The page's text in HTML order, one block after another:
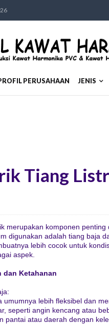
PERUSAHAAN JENIS
Tiang
merupakan komponen
digunakan adalah tiang baja
lebih cocok untuk
aspek.
dan Ketahanan
umumnya lebih fleksibel dan
seperti angin kencang atau
pantai atau daerah dengan